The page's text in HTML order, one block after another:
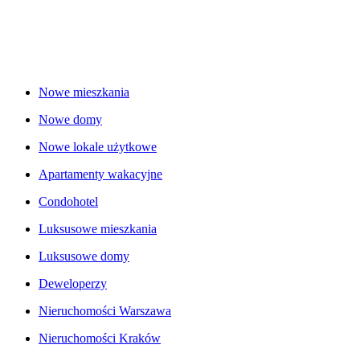
Nowe mieszkania
Nowe domy
Nowe lokale użytkowe
Apartamenty wakacyjne
Condohotel
Luksusowe mieszkania
Luksusowe domy
Deweloperzy
Nieruchomości Warszawa
Nieruchomości Kraków